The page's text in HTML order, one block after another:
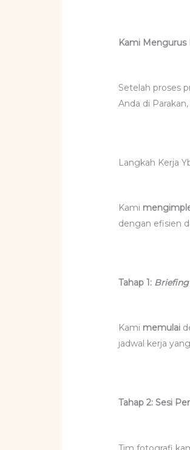
Kami Mengurus
Setelah proses
Anda di
Langkah Kerja
Kami
dengan efisien
Tahap 1: Briefing
Kami memulai
jadwal kerja
Tahap 2: Sesi